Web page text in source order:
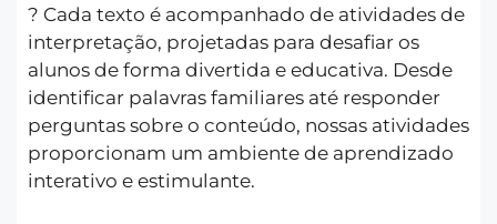
? Cada texto é acompanhado de atividades de
interpretação, projetadas para desafiar os
alunos de forma divertida e educativa. Desde
identificar palavras familiares até responder
perguntas sobre o conteúdo, nossas atividades
proporcionam um ambiente de aprendizado
interativo e estimulante.